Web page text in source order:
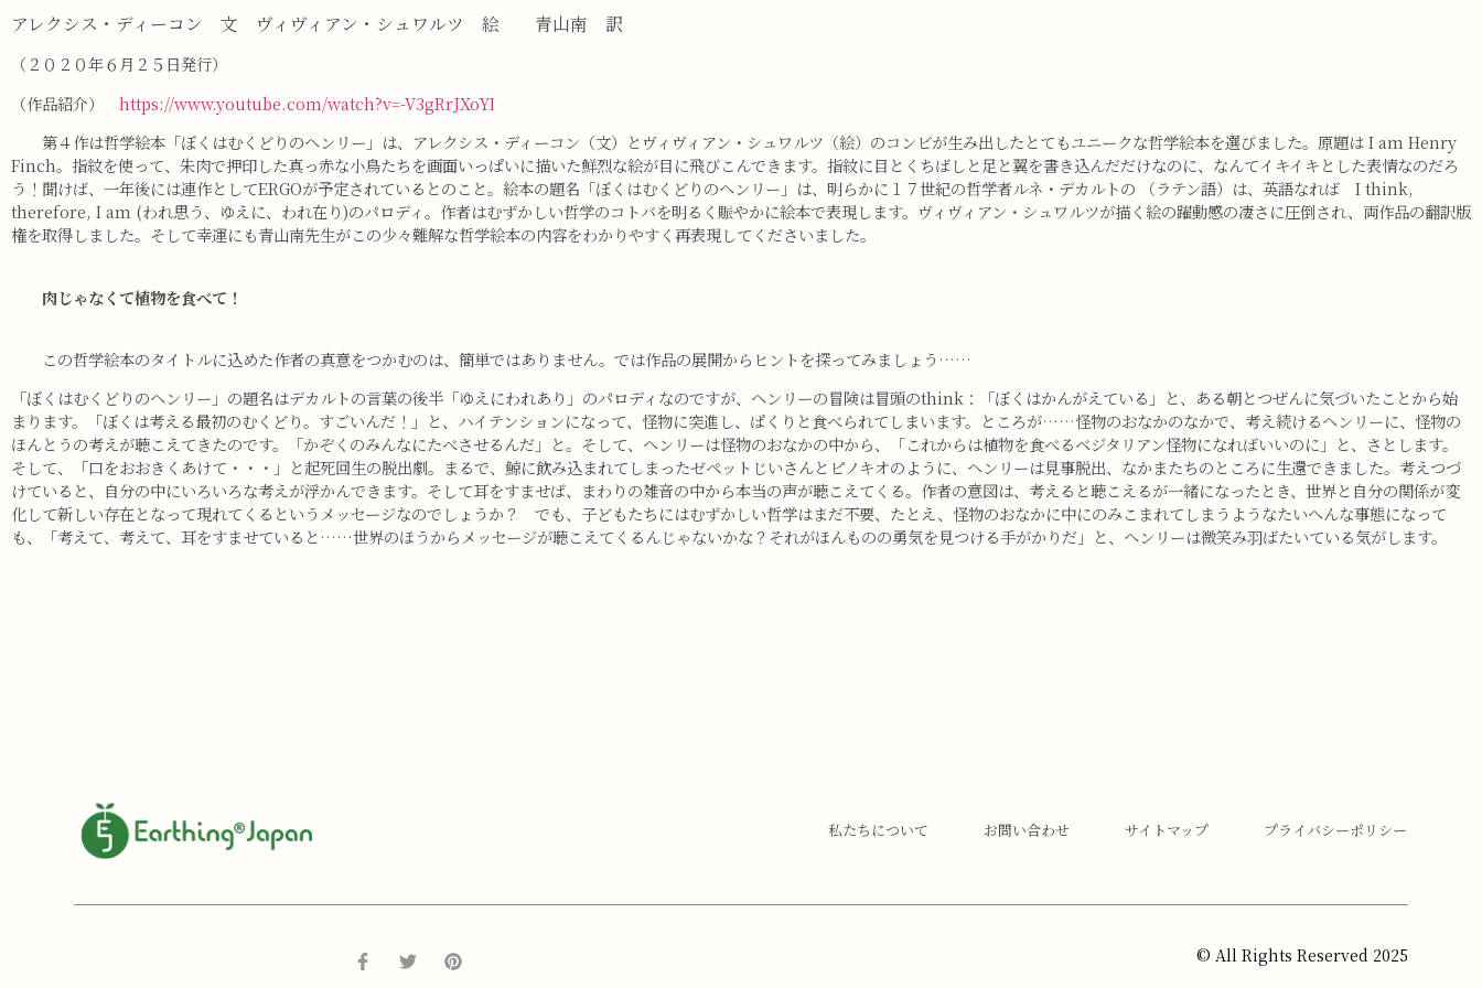
アレクシス・ディーコン 文 ヴィヴィアン・シュワルツ 絵 青山南 訳
（２０２０年６月２５日発行）
（作品紹介） https://www.youtube.com/watch?v=-V3gRrJXoYI
第４作は哲学絵本「ぼくはむくどりのヘンリー」は、アレクシス・ディーコン（文）とヴィヴィアン・シュワルツ（絵）のコンビが生み出したとてもユニークな哲学絵本を選びました。原題は I am Henry
Finch。指紋を使って、朱肉で押印した真っ赤な小鳥たちを画面いっぱいに描いた鮮烈な絵が目に飛びこんできます。指紋に目とくちばしと足と翼を書き込んだだけなのに、なんてイキイキとした表情なのだろ
う！聞けば、一年後には連作としてERGOが予定されているとのこと。絵本の題名「ぼくはむくどりのヘンリー」は、明らかに１７世紀の哲学者ルネ・デカルトの （ラテン語）は、英語なれば I think,
therefore, I am (われ思う、ゆえに、われ在り)のパロディ。作者はむずかしい哲学のコトバを明るく賑やかに絵本で表現します。ヴィヴィアン・シュワルツが描く絵の躍動感の凄さに圧倒され、両作品の翻訳版
権を取得しました。そして幸運にも青山南先生がこの少々難解な哲学絵本の内容をわかりやすく再表現してくださいました。
肉じゃなくて植物を食べて！
この哲学絵本のタイトルに込めた作者の真意をつかむのは、簡単ではありません。では作品の展開からヒントを探ってみましょう……
「ぼくはむくどりのヘンリー」の題名はデカルトの言葉の後半「ゆえにわれあり」のパロディなのですが、ヘンリーの冒険は冒頭のthink：「ぼくはかんがえている」と、ある朝とつぜんに気づいたことから始
まります。「ぼくは考える最初のむくどり。すごいんだ！」と、ハイテンションになって、怪物に突進し、ぱくりと食べられてしまいます。ところが……怪物のおなかのなかで、考え続けるヘンリーに、怪物の
ほんとうの考えが聴こえてきたのです。「かぞくのみんなにたべさせるんだ」と。そして、ヘンリーは怪物のおなかの中から、「これからは植物を食べるベジタリアン怪物になればいいのに」と、さとします。
そして、「口をおおきくあけて・・・」と起死回生の脱出劇。まるで、鯨に飲み込まれてしまったゼペットじいさんとピノキオのように、ヘンリーは見事脱出、なかまたちのところに生還できました。考えつづ
けていると、自分の中にいろいろな考えが浮かんできます。そして耳をすませば、まわりの雑音の中から本当の声が聴こえてくる。作者の意図は、考えると聴こえるが一緒になったとき、世界と自分の関係が変
化して新しい存在となって現れてくるというメッセージなのでしょうか？ でも、子どもたちにはむずかしい哲学はまだ不要、たとえ、怪物のおなかに中にのみこまれてしまうようなたいへんな事態になって
も、「考えて、考えて、耳をすませていると……世界のほうからメッセージが聴こえてくるんじゃないかな？それがほんものの勇気を見つける手がかりだ」と、ヘンリーは微笑み羽ばたいている気がします。
私たちについて お問い合わせ サイトマップ プライバシーポリシー
© All Rights Reserved 2025